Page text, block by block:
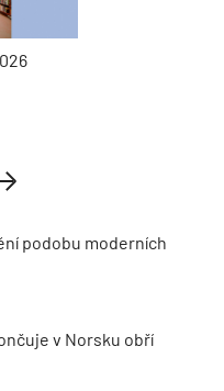
podobu moderních
v Norsku obří